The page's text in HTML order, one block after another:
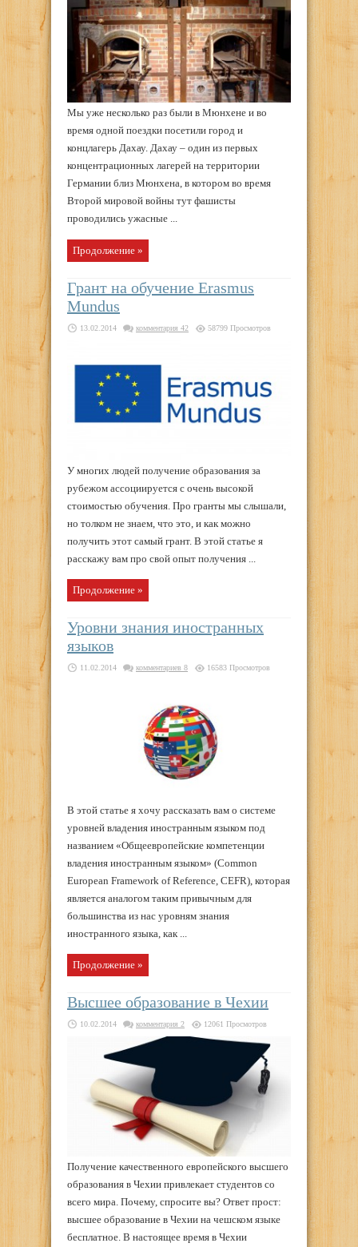
Мы уже несколько раз были в Мюнхене и во
время одной поездки посетили город и
концлагерь Дахау. Дахау – один из первых
концентрационных лагерей на территории
Германии близ Мюнхена, в котором во время
Второй мировой войны тут фашисты
проводились ужасные ...
Продолжение »
Грант на обучение Erasmus
Mundus
13.02.2014 комментария 42 58799 Просмотров
У многих людей получение образования за
рубежом ассоциируется с очень высокой
стоимостью обучения. Про гранты мы слышали,
но толком не знаем, что это, и как можно
получить этот самый грант. В этой статье я
расскажу вам про свой опыт получения ...
Продолжение »
Уровни знания иностранных
языков
11.02.2014 комментариев 8 16583 Просмотров
В этой статье я хочу рассказать вам о системе
уровней владения иностранным языком под
названием «Общеевропейские компетенции
владения иностранным языком» (Common
European Framework of Reference, CEFR), которая
является аналогом таким привычным для
большинства из нас уровням знания
иностранного языка, как ...
Продолжение »
Высшее образование в Чехии
10.02.2014 комментария 2 12061 Просмотров
Получение качественного европейского высшего
образования в Чехии привлекает студентов со
всего мира. Почему, спросите вы? Ответ прост:
высшее образование в Чехии на чешском языке
бесплатное. В настоящее время в Чехии